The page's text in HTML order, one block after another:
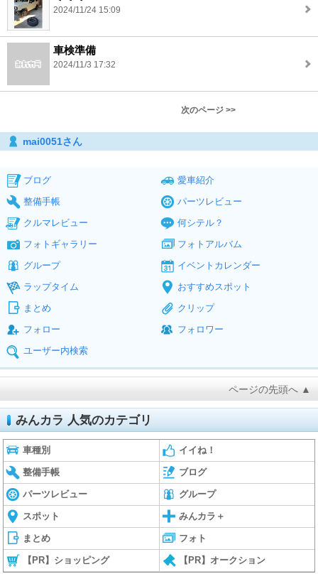
2024/11/24 15:09
車検準備
2024/11/3 17:32
次のページ >>
mai0051さん
ブログ
愛車紹介
整備手帳
パーツレビュー
クルマレビュー
何シテル？
フォトギャラリー
フォトアルバム
グループ
イベントカレンダー
ラップタイム
おすすめスポット
まとめ
クリップ
フォロー
フォロワー
ユーザー内検索
ページの先頭へ ▲
みんカラ 人気のカテゴリ
車種別 イイね！
整備手帳 ブログ
パーツレビュー グループ
スポット みんカラ＋
まとめ フォト
【PR】ショッピング 【PR】オークション